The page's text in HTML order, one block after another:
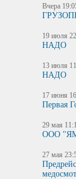
Вчера
19 июля
НАДО
13 июля
НАДО
17 июня
Первая
29 мая
ООО
27 мая